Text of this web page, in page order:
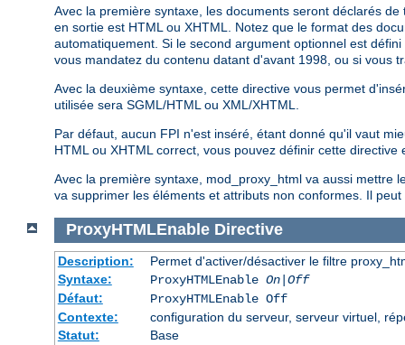
Avec la première syntaxe, les documents seront déclarés
en sortie est HTML ou XHTML. Notez que le format des
automatiquement. Si le second argument optionnel est
vous mandatez du contenu datant d'avant 1998, ou si vous
Avec la deuxième syntaxe, cette directive vous permet
utilisée sera SGML/HTML ou XML/XHTML.
Par défaut, aucun FPI n'est inséré, étant donné qu'il vaut
HTML ou XHTML correct, vous pouvez définir cette directive
Avec la première syntaxe, mod_proxy_html va aussi mettre
va supprimer les éléments et attributs non conformes. Il
ProxyHTMLEnable Directive
Description:
Permet d'activer/désactiver le filtre
Syntaxe:
ProxyHTMLEnable On|Off
Défaut:
ProxyHTMLEnable Off
Contexte:
configuration du serveur, serveur virtuel,
Statut:
Base